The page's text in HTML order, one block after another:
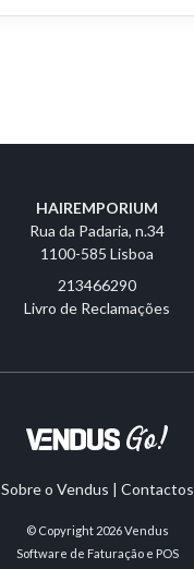
HAIREMPORIUM
Rua da Padaria, n.34
1100-585 Lisboa
213466290
Livro de Reclamações
Sobre o Vendus | Contactos
© Copyright 2026Vendus
Software de Faturação e POS